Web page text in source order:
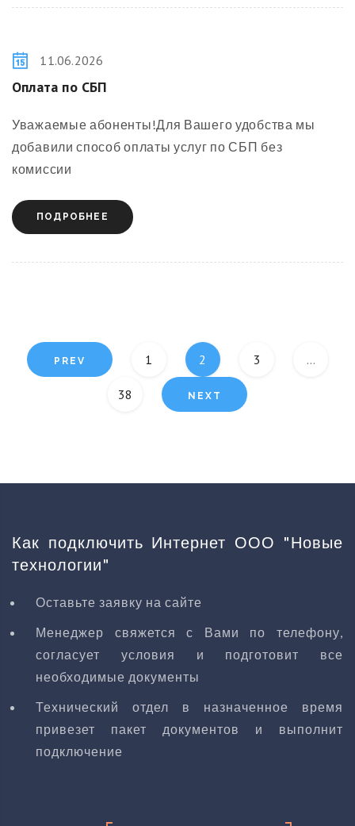
11.06.2026
Оплата по СБП
Уважаемые абоненты!Для Вашего удобства мы
добавили способ оплаты услуг по СБП без
комиссии
ПОДРОБНЕЕ
1 2 3 …
38
Как подключить Интернет ООО "Новые
технологии"
Оставьте заявку на сайте
Менеджер свяжется с Вами по телефону,
согласует условия и подготовит все
необходимые документы
Технический отдел в назначенное время
привезет пакет документов и выполнит
подключение